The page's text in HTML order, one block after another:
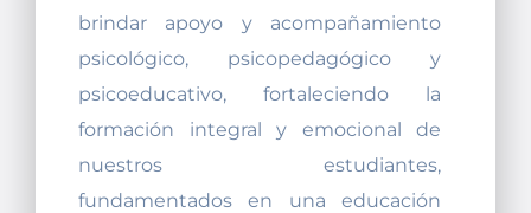
brindar apoyo y acompañamiento
psicológico, psicopedagógico y
psicoeducativo, fortaleciendo la
formación integral y emocional de
nuestros estudiantes,
fundamentados en una educación